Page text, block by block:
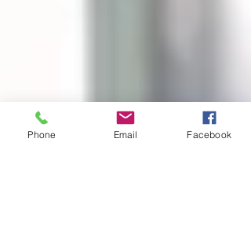
Phone Email Facebook